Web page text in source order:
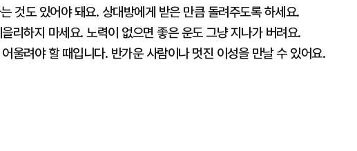
것도 있어야 돼요. 상대방에게 받은 만큼 돌려주도록 하세요.
리하지 마세요. 노력이 없으면 좋은 운도 그냥 지나가 버려요.
울려야 할 때입니다. 반가운 사람이나 멋진 이성을 만날 수 있어요.